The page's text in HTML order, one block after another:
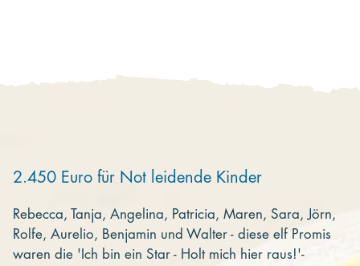
2.450 Euro für Not leidende Kinder
Rebecca, Tanja, Angelina, Patricia, Maren, Sara, Jörn,
Rolfe, Aurelio, Benjamin und Walter - diese elf Promis
waren die 'Ich bin ein Star - Holt mich hier raus!'-